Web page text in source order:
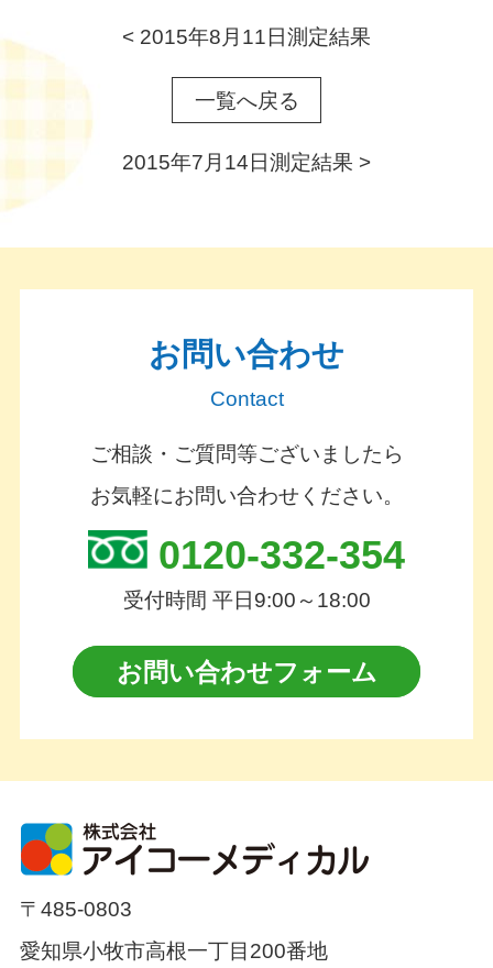
< 2015年8月11日測定結果
一覧へ戻る
2015年7月14日測定結果 >
お問い合わせ
Contact
ご相談・ご質問等ございましたら
お気軽にお問い合わせください。
0120-332-354
受付時間 平日9:00～18:00
お問い合わせフォーム
〒485-0803
愛知県小牧市高根一丁目200番地